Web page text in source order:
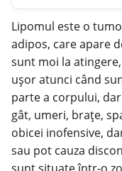
Lipomul este o
adipos, care apare
sunt moi la
ușor atunci când
parte a corpului,
gât, umeri, brațe,
obicei inofensive,
sau pot cauza